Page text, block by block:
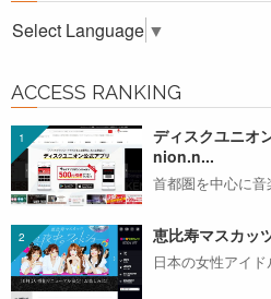
Select Language ▼
ACCESS RANKING
ディスクユニオ
nion.n...
首都圏を中心に
恵比寿マスカッ
日本の女性アイ